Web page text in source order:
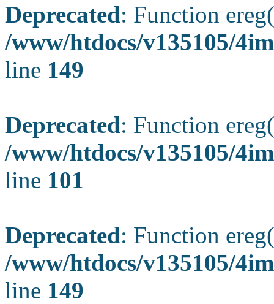
Deprecated: Function
/www/htdocs/v135105/
line 149
Deprecated: Function
/www/htdocs/v135105/
line 101
Deprecated: Function
/www/htdocs/v135105/
line 149